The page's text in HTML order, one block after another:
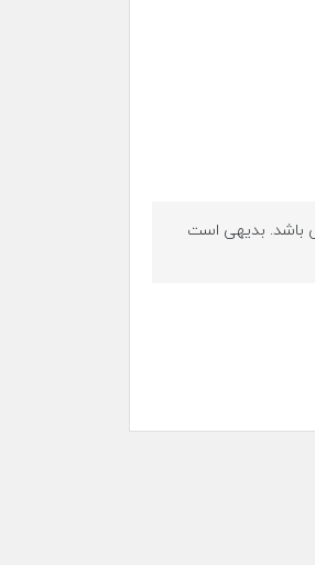
باشد. بدیهی است